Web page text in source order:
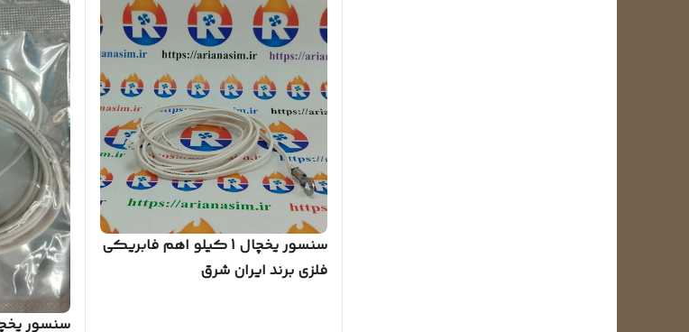
سنسور یخچال 1 کیلو اهم فابریکی
فلزی برند ایران شرق